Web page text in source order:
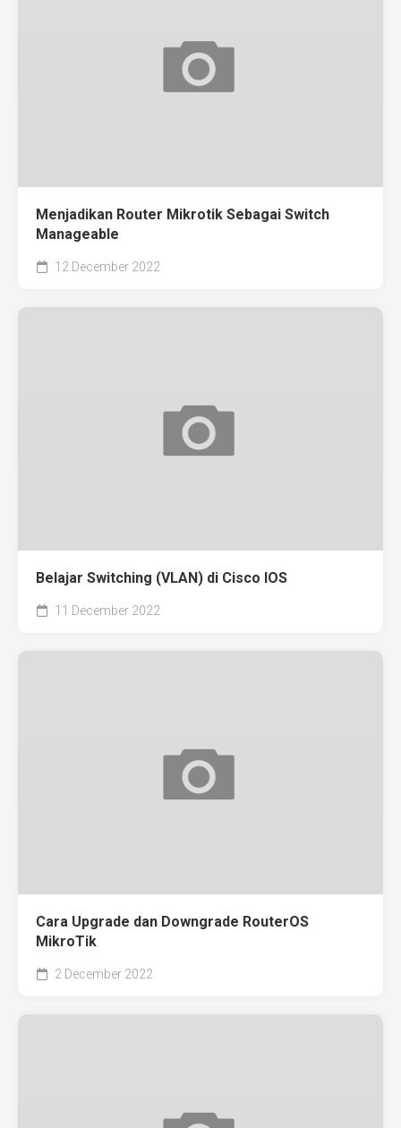
Menjadikan Router Mikrotik Sebagai Switch
Manageable
12 December 2022
Belajar Switching (VLAN) di Cisco IOS
11 December 2022
Cara Upgrade dan Downgrade RouterOS
MikroTik
2 December 2022